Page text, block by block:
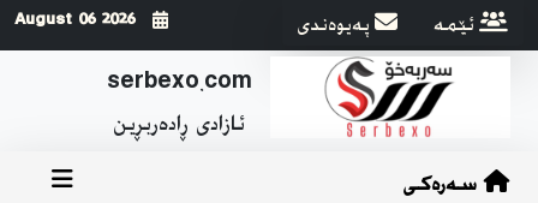
serbexo.com
ئازادی ڕاده‌ربڕین
ئێمه په‌یوه‌ندی 2026 August 06
سەرەکی